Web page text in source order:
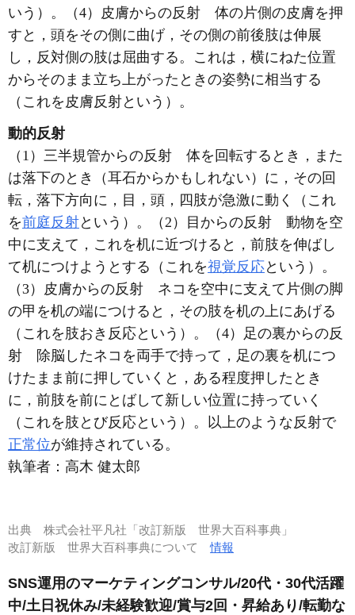
いう）。（4）皮膚からの反射 体の片側の皮膚を押
すと，頭をその側に曲げ，その側の前後肢は伸展
し，反対側の肢は屈曲する。これは，横にねた位置
からそのまま立ち上がったときの姿勢に相当する
（これを皮膚反射という）。
動的反射
（1）三半規管からの反射 体を回転するとき，また
は落下のとき（耳石からかもしれない）に，その回
転，落下方向に，目，頭，四肢が急激に動く（これ
を前庭反射という）。（2）目からの反射 動物を空
中に支えて，これを机に近づけると，前肢を伸ばし
て机につけようとする（これを視覚反応という）。
（3）皮膚からの反射 ネコを空中に支えて片側の脚
の甲を机の端につけると，その肢を机の上にあげる
（これを肢おき反応という）。（4）足の裏からの反
射 除脳したネコを両手で持って，足の裏を机につ
けたまま前に押していくと，ある程度押したとき
に，前肢を前にとばして新しい位置に持っていく
（これを肢とび反応という）。以上のような反射で
正常位が維持されている。
執筆者： 高木 健太郎
出典 株式会社平凡社「改訂新版 世界大百科事典」
改訂新版 世界大百科事典について情報
SNS運用のマーケティングコンサル/20代・30代活躍
中/土日祝休み/未経験歓迎/賞与2回・昇給あり/転勤な